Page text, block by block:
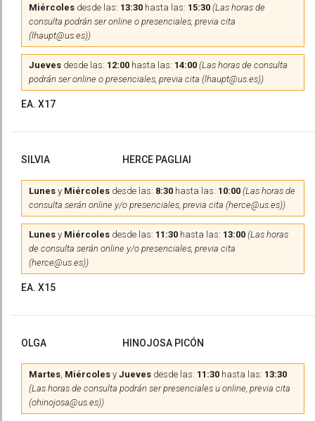
Miércoles desde las: 13:30 hasta las: 15:30 (Las horas de
consulta podrán ser online o presenciales, previa cita
(lhaupt@us.es))
Jueves desde las: 12:00 hasta las: 14:00 (Las horas de consulta
podrán ser online o presenciales, previa cita (lhaupt@us.es))
EA. X17
SILVIA HERCE PAGLIAI
Lunes y Miércoles desde las: 8:30 hasta las: 10:00 (Las horas de
consulta serán online y/o presenciales, previa cita (herce@us.es))
Lunes y Miércoles desde las: 11:30 hasta las: 13:00 (Las horas
de consulta serán online y/o presenciales, previa cita
(herce@us.es))
EA. X15
OLGA HINOJOSA PICÓN
Martes, Miércoles y Jueves desde las: 11:30 hasta las: 13:30
(Las horas de consulta podrán ser presenciales u online, previa cita
(ohinojosa@us.es))